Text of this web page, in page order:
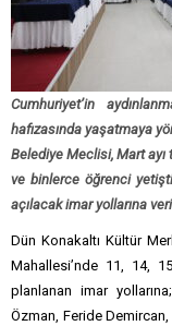
Cumhuriyet’in
hafızasında yaşatmaya
Belediye Meclisi, Mart ayı
ve binlerce öğrenci
açılacak imar yollarına
Dün Konakaltı Kültür
Mahallesi’nde 11, 14,
planlanan imar
Özman, Feride